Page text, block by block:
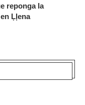
reponga la
Ḷḷena